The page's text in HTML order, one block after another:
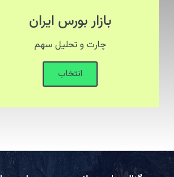
بازار بورس ایران
چارت و تحلیل سهم
انتخاب